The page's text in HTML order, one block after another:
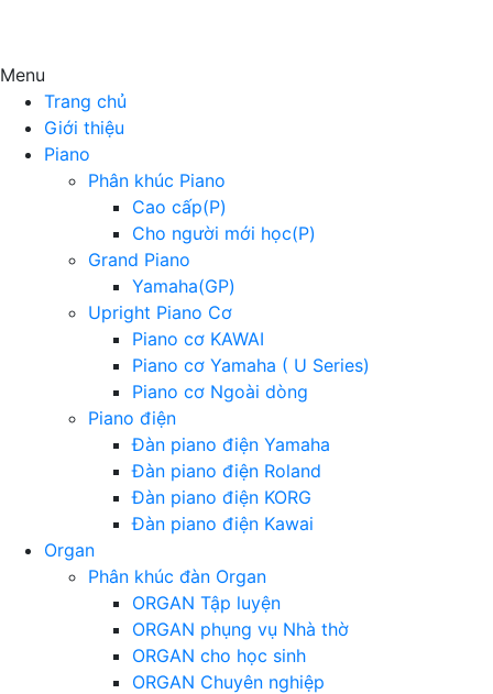
Menu
Trang chủ
Giới thiệu
Piano
Phân khúc Piano
Cao cấp(P)
Cho người mới học(P)
Grand Piano
Yamaha(GP)
Upright Piano Cơ
Piano cơ KAWAI
Piano cơ Yamaha ( U Series)
Piano cơ Ngoài dòng
Piano điện
Đàn piano điện Yamaha
Đàn piano điện Roland
Đàn piano điện KORG
Đàn piano điện Kawai
Organ
Phân khúc đàn Organ
ORGAN Tập luyện
ORGAN phụng vụ Nhà thờ
ORGAN cho học sinh
ORGAN Chuyên nghiệp